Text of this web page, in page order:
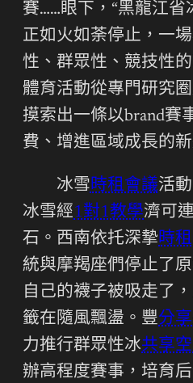
賽……眼下，“黑龍江省
正如火如荼停止，一
性、群眾性、競技性
體育活動從專門研究
摸索出一條以brand賽
費、增進區域成長的新
冰雪時租會議活
冰雪經1對1教學濟可
石。西南依托深摯時
統與摩羯座們停止了
自己的襪子被吸走了
籤在隨風飄盪。豐分享
力推行群眾性冰共享
辦高程度賽事，培育